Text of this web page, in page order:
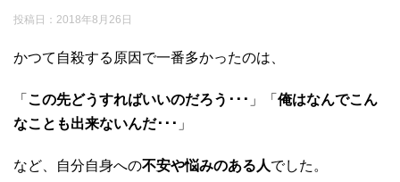
投稿日： 2018年8月26日
かつて自殺する原因で一番多かったのは、
「 この先どうすればいいのだろう･･･ 」「 俺はなんでこん
なことも出来ないんだ･･･ 」
など、自分自身への不安や悩みのある人でした。